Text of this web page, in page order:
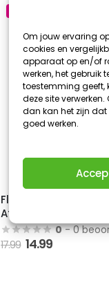
Om jouw ervaring
cookies en
apparaat op en/of
werken, het gebruik
toestemming geeft,
deze site
dan kan het zijn
goed werken.
FlinQ Tafellamp
Afstandsbediening Fiji
0- 0
17.99 Oorspronkelijke
14.99Huidige